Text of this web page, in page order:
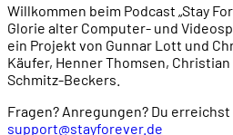
Willkommen beim Podcast „Stay
Glorie alter Computer- und
ein Projekt von Gunnar Lott und
Käufer, Henner Thomsen,
Schmitz-Beckers.
Fragen? Anregungen? Du
support@stayforever.de